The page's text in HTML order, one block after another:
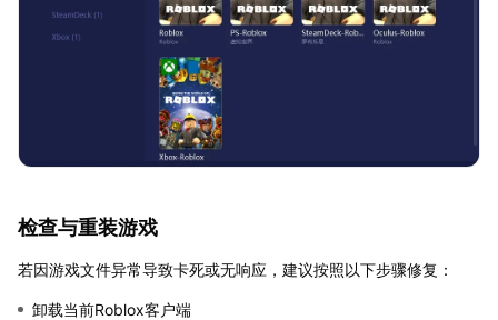
检查与重装游戏
若因游戏文件异常导致卡死或无响应，建议按照以下步骤修复：
卸载当前Roblox客户端